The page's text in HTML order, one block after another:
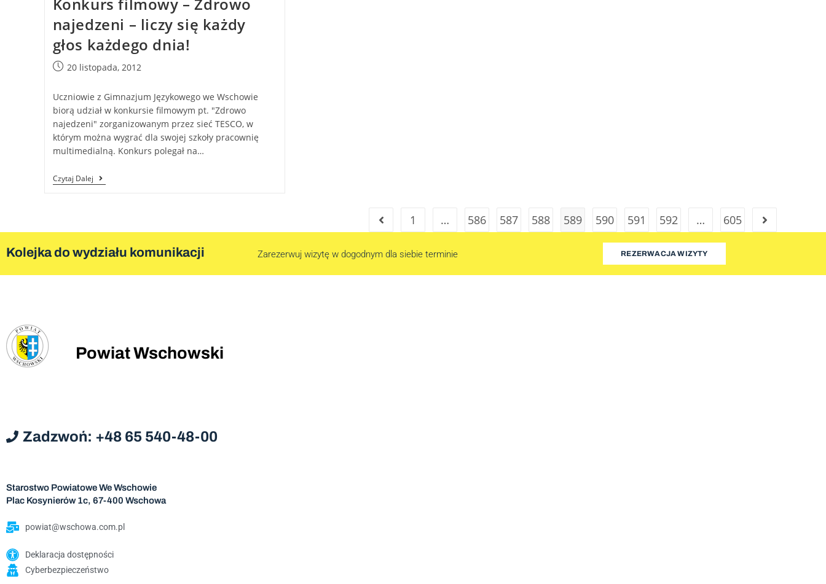
najedzeni – liczy się każdy
głos każdego dnia!
20 listopada, 2012
Uczniowie z Gimnazjum Językowego we Wschowie
biorą udział w konkursie filmowym pt. "Zdrowo
najedzeni" zorganizowanym przez sieć TESCO, w
którym można wygrać dla swojej szkoły pracownię
multimedialną. Konkurs polegał na…
Czytaj Dalej
1 … 586 587 588 589 590 591 592 … 605
Kolejka do wydziału komunikacji Zarezerwuj wizytę w dogodnym dla siebie terminie REZERWACJA WIZYTY
Powiat Wschowski
Zadzwoń: +48 65 540-48-00
Starostwo Powiatowe We Wschowie
Plac Kosynierów 1c, 67-400 Wschowa
powiat@wschowa.com.pl
Deklaracja dostępności
Cyberbezpieczeństwo